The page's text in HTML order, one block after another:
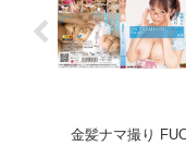
金髪ナマ撮り